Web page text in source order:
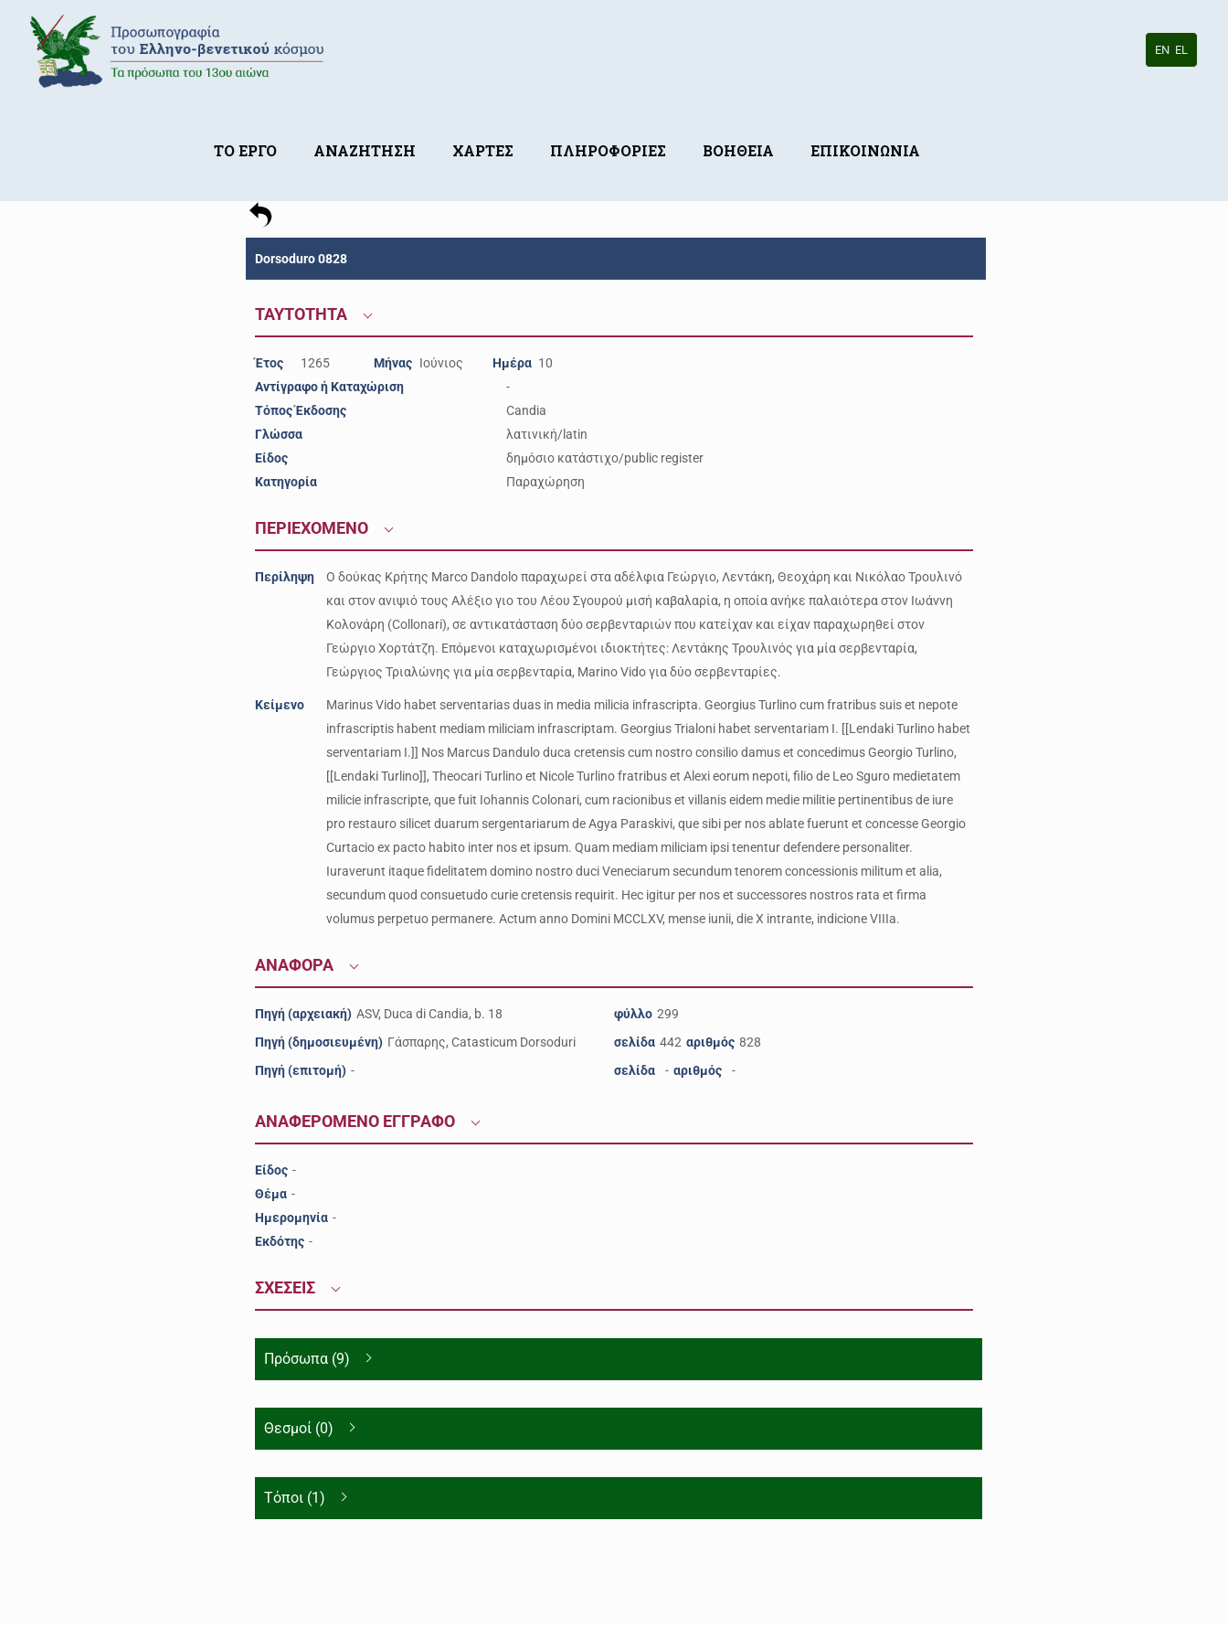
ΤΟ ΕΡΓΟ ΑΝΑΖΗΤΗΣΗ ΧΑΡΤΕΣ ΠΛΗΡΟΦΟΡΙΕΣ ΒΟΗΘΕΙΑ ΕΠΙΚΟΙΝΩΝΙΑ
EN EL
Dorsoduro 0828
ΤΑΥΤΟΤΗΤΑ
Έτος 1265 Μήνας Ιούνιος Ημέρα 10
Αντίγραφο ή Καταχώριση
-
Τόπος Έκδοσης
Candia
Γλώσσα
λατινική/latin
Είδος
δημόσιο κατάστιχο/public register
Κατηγορία
Παραχώρηση
ΠΕΡΙΕΧΟΜΕΝΟ
Περίληψη
Ο δούκας Κρήτης Marco Dandolo παραχωρεί στα αδέλφια Γεώργιο, Λεντάκη, Θεοχάρη και Νικόλαο Τρουλινό
και στον ανιψιό τους Αλέξιο γιο του Λέου Σγουρού μισή καβαλαρία, η οποία ανήκε παλαιότερα στον Ιωάννη
Κολονάρη (Collonari), σε αντικατάσταση δύο σερβενταριών που κατείχαν και είχαν παραχωρηθεί στον
Γεώργιο Χορτάτζη. Επόμενοι καταχωρισμένοι ιδιοκτήτες: Λεντάκης Τρουλινός για μία σερβενταρία,
Γεώργιος Τριαλώνης για μία σερβενταρία, Marino Vido για δύο σερβενταρίες.
Κείμενο
Marinus Vido habet serventarias duas in media milicia infrascripta. Georgius Turlino cum fratribus suis et nepote
infrascriptis habent mediam miliciam infrascriptam. Georgius Trialoni habet serventariam I. [[Lendaki Turlino habet
serventariam I.]] Nos Marcus Dandulo duca cretensis cum nostro consilio damus et concedimus Georgio Turlino,
[[Lendaki Turlino]], Theocari Turlino et Nicole Turlino fratribus et Alexi eorum nepoti, filio de Leo Sguro medietatem
milicie infrascripte, que fuit Iohannis Colonari, cum racionibus et villanis eidem medie militie pertinentibus de iure
pro restauro silicet duarum sergentariarum de Agya Paraskivi, que sibi per nos ablate fuerunt et concesse Georgio
Curtacio ex pacto habito inter nos et ipsum. Quam mediam miliciam ipsi tenentur defendere personaliter.
Iuraverunt itaque fidelitatem domino nostro duci Veneciarum secundum tenorem concessionis militum et alia,
secundum quod consuetudo curie cretensis requirit. Hec igitur per nos et successores nostros rata et firma
volumus perpetuo permanere. Actum anno Domini MCCLXV, mense iunii, die X intrante, indicione VIIIa.
ΑΝΑΦΟΡΑ
Πηγή (αρχειακή) ASV, Duca di Candia, b. 18 φύλλο 299
Πηγή (δημοσιευμένη) Γάσπαρης, Catasticum Dorsoduri σελίδα 442 αριθμός 828
Πηγή (επιτομή) - σελίδα - αριθμός -
ΑΝΑΦΕΡΟΜΕΝΟ ΕΓΓΡΑΦΟ
Είδος -
Θέμα -
Ημερομηνία -
Εκδότης -
ΣΧΕΣΕΙΣ
Πρόσωπα (9)
Θεσμοί (0)
Τόποι (1)